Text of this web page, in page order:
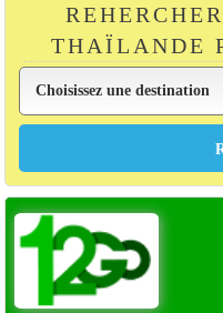
THAÏLANDE